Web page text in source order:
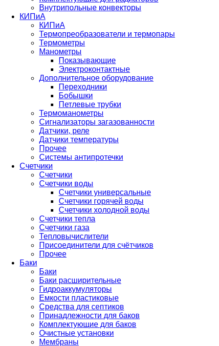
Внутрипольные конвекторы
КИПиА
КИПиА
Термопреобразователи и термопары
Термометры
Манометры
Показывающие
Электроконтактные
Дополнительное оборудование
Переходники
Бобышки
Петлевые трубки
Термоманометры
Сигнализаторы загазованности
Датчики, реле
Датчики температуры
Прочее
Системы антипротечки
Счетчики
Счетчики
Счетчики воды
Счетчики универсальные
Счетчики горячей воды
Счетчики холодной воды
Счетчики тепла
Счетчики газа
Тепловычислители
Присоединители для счётчиков
Прочее
Баки
Баки
Баки расширительные
Гидроаккумуляторы
Емкости пластиковые
Средства для септиков
Принадлежности для баков
Комплектующие для баков
Очистные установки
Мембраны